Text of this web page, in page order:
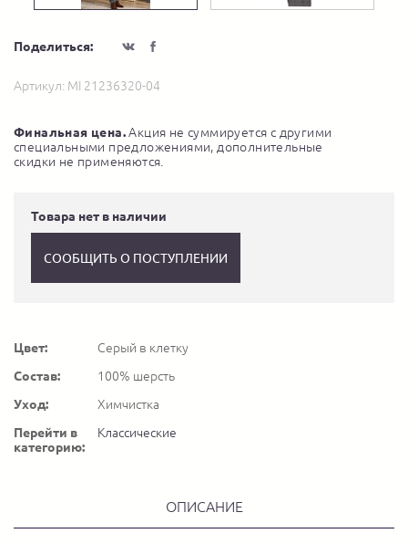
Поделиться:
Артикул: MI 21236320-04
Финальная цена.Акция не суммируется с другими
специальными предложениями, дополнительные
скидки не применяются.
Товара нет в наличии
СООБЩИТЬ О ПОСТУПЛЕНИИ
Цвет:
Серый в клетку
Состав:
100% шерсть
Уход:
Химчистка
Перейти в
категорию:
Классические
ОПИСАНИЕ